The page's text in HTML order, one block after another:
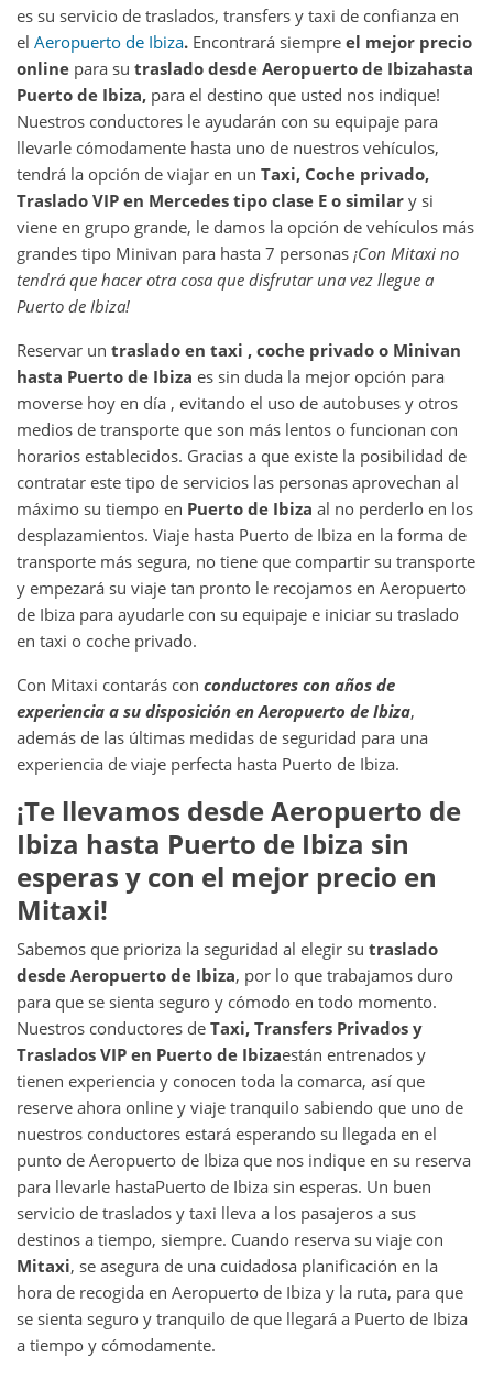
es su servicio de traslados, transfers y taxi de confianza en
el Aeropuerto de Ibiza. Encontrará siempre el mejor precio
online para su traslado desde Aeropuerto de Ibizahasta
Puerto de Ibiza, para el destino que usted nos indique!
Nuestros conductores le ayudarán con su equipaje para
llevarle cómodamente hasta uno de nuestros vehículos,
tendrá la opción de viajar en un Taxi, Coche privado,
Traslado VIP en Mercedes tipo clase E o similar y si
viene en grupo grande, le damos la opción de vehículos más
grandes tipo Minivan para hasta 7 personas ¡Con Mitaxi no
tendrá que hacer otra cosa que disfrutar una vez llegue a
Puerto de Ibiza!
Reservar un traslado en taxi , coche privado o Minivan
hasta Puerto de Ibiza es sin duda la mejor opción para
moverse hoy en día , evitando el uso de autobuses y otros
medios de transporte que son más lentos o funcionan con
horarios establecidos. Gracias a que existe la posibilidad de
contratar este tipo de servicios las personas aprovechan al
máximo su tiempo en Puerto de Ibiza al no perderlo en los
desplazamientos. Viaje hasta Puerto de Ibiza en la forma de
transporte más segura, no tiene que compartir su transporte
y empezará su viaje tan pronto le recojamos en Aeropuerto
de Ibiza para ayudarle con su equipaje e iniciar su traslado
en taxi o coche privado.
Con Mitaxi contarás con conductores con años de
experiencia a su disposición enAeropuerto de Ibiza,
además de las últimas medidas de seguridad para una
experiencia de viaje perfecta hasta Puerto de Ibiza.
¡Te llevamos desdeAeropuerto de
Ibiza hasta Puerto de Ibiza sin
esperas y con el mejor precio en
Mitaxi!
Sabemos que prioriza la seguridad al elegir su traslado
desde Aeropuerto de Ibiza, por lo que trabajamos duro
para que se sienta seguro y cómodo en todo momento.
Nuestros conductores de Taxi, Transfers Privados y
Traslados VIP en Puerto de Ibizaestán entrenados y
tienen experiencia y conocen toda la comarca, así que
reserve ahora online y viaje tranquilo sabiendo que uno de
nuestros conductores estará esperando su llegada en el
punto de Aeropuerto de Ibiza que nos indique en su reserva
para llevarle hastaPuerto de Ibiza sin esperas. Un buen
servicio de traslados y taxi lleva a los pasajeros a sus
destinos a tiempo, siempre. Cuando reserva su viaje con
Mitaxi, se asegura de una cuidadosa planificación en la
hora de recogida en Aeropuerto de Ibiza y la ruta, para que
se sienta seguro y tranquilo de que llegará a Puerto de Ibiza
a tiempo y cómodamente.